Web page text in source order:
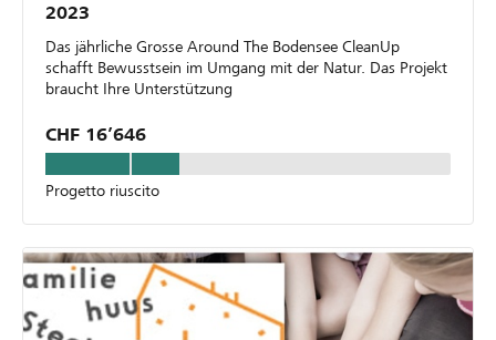
2023
Das jährliche Grosse Around The Bodensee CleanUp
schafft Bewusstsein im Umgang mit der Natur. Das Projekt
braucht Ihre Unterstützung
CHF 16’646
Progetto riuscito